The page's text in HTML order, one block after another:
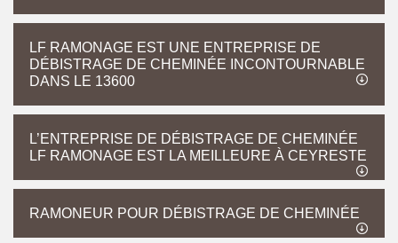
LF RAMONAGE EST UNE ENTREPRISE DE
DÉBISTRAGE DE CHEMINÉE INCONTOURNABLE
DANS LE 13600
L’ENTREPRISE DE DÉBISTRAGE DE CHEMINÉE
LF RAMONAGE EST LA MEILLEURE À CEYRESTE
RAMONEUR POUR DÉBISTRAGE DE CHEMINÉE